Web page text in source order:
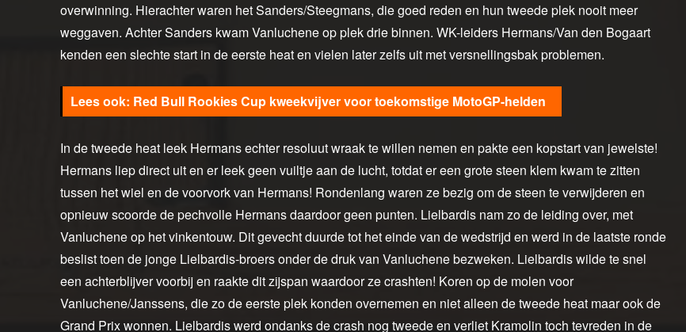
overwinning. Hierachter waren het Sanders/Steegmans, die goed reden en hun tweede plek nooit meer
weggaven. Achter Sanders kwam Vanluchene op plek drie binnen. WK-leiders Hermans/Van den Bogaart
kenden een slechte start in de eerste heat en vielen later zelfs uit met versnellingsbak problemen.
Red Bull Rookies Cup kweekvijver voor toekomstige MotoGP-helden
In de tweede heat leek Hermans echter resoluut wraak te willen nemen en pakte een kopstart van jewelste!
Hermans liep direct uit en er leek geen vuiltje aan de lucht, totdat er een grote steen klem kwam te zitten
tussen het wiel en de voorvork van Hermans! Rondenlang waren ze bezig om de steen te verwijderen en
opnieuw scoorde de pechvolle Hermans daardoor geen punten. Lielbardis nam zo de leiding over, met
Vanluchene op het vinkentouw. Dit gevecht duurde tot het einde van de wedstrijd en werd in de laatste ronde
beslist toen de jonge Lielbardis-broers onder de druk van Vanluchene bezweken. Lielbardis wilde te snel
een achterblijver voorbij en raakte dit zijspan waardoor ze crashten! Koren op de molen voor
Vanluchene/Janssens, die zo de eerste plek konden overnemen en niet alleen de tweede heat maar ook de
Grand Prix wonnen. Lielbardis werd ondanks de crash nog tweede en verliet Kramolin toch tevreden in de